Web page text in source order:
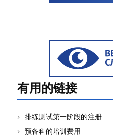
有用的链接
排练测试第一阶段的注册
预备科的培训费用